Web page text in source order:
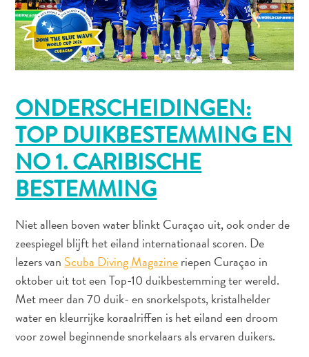
All-
inclusive
Appartementen
Hotels
Resorts
Vakantiewoningen
Plan
je
bezoek
ONDERSCHEIDINGEN:
TOP DUIKBESTEMMING EN
NO 1. CARIBISCHE
BESTEMMING
Niet alleen boven water blinkt Curaçao uit, ook onder de
zeespiegel blijft het eiland internationaal scoren. De
lezers van Scuba Diving Magazineriepen Curaçao in
oktober uit tot een Top-10 duikbestemming ter wereld.
Met meer dan 70 duik- en snorkelspots, kristalhelder
water en kleurrijke koraalriffen is het eiland een droom
voor zowel beginnende snorkelaars als ervaren duikers.